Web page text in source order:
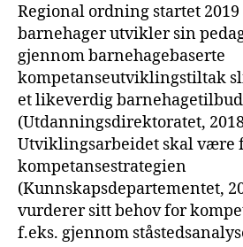
Regional ordning startet
barnehager utvikler sin
gjennom barnehagebaserte
kompetanseutviklingstiltak
et likeverdig
(Utdanningsdirektoratet,
Utviklingsarbeidet skal være
kompetansestrategien
(Kunnskapsdepartementet,
vurderer sitt behov for
f.eks. gjennom